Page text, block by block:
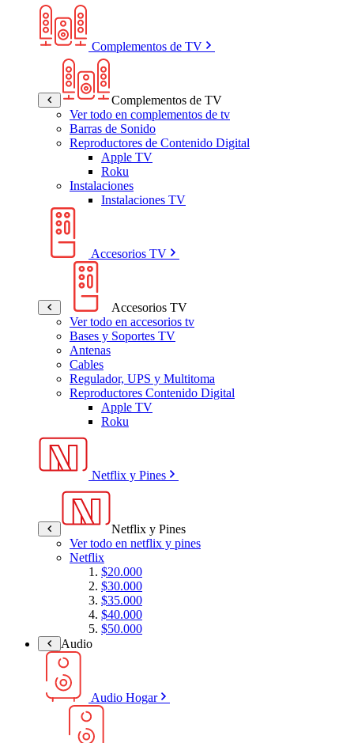
Complementos de TV
Complementos de TV
Ver todo en complementos de tv
Barras de Sonido
Reproductores de Contenido Digital
Apple TV
Roku
Instalaciones
Instalaciones TV
Accesorios TV
Accesorios TV
Ver todo en accesorios tv
Bases y Soportes TV
Antenas
Cables
Regulador, UPS y Multitoma
Reproductores Contenido Digital
Apple TV
Roku
Netflix y Pines
Netflix y Pines
Ver todo en netflix y pines
Netflix
$20.000
$30.000
$35.000
$40.000
$50.000
Audio
Audio Hogar